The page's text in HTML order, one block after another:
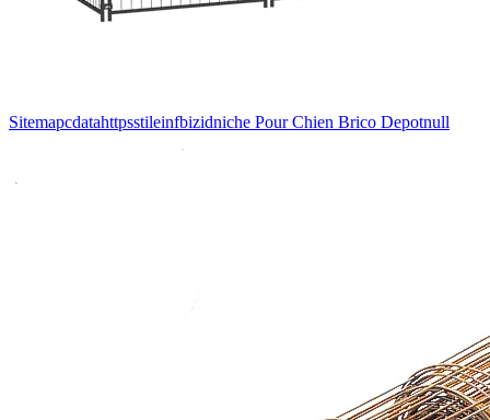
Sitemapcdatahttpsstileinfbizidniche Pour Chien Brico Depotnull